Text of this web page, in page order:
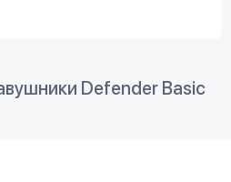
Defender Basic